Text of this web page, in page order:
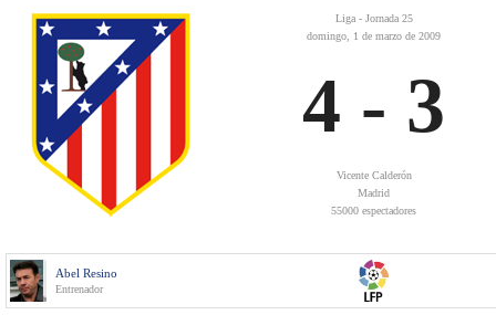
Liga - Jornada 25
domingo, 1 de marzo de 2009
4 - 3
Vicente Calderón
Madrid
55000 espectadores
Abel Resino
Entrenador